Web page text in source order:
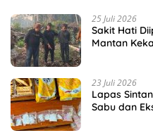
25 Juli 2026
Sakit Hati
Mantan
23 Juli 2026
Lapas
Sabu dan